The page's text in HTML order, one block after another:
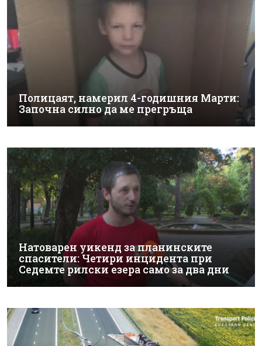
Полицаят, намерил 4-годишния Марти:
Започна силно да ме прегръща
Натоварен уикенд за планинските
спасители: Четири инцидента при
Седемте рилски езера само за два дни